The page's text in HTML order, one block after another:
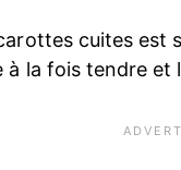
cuites est
la fois tendre et